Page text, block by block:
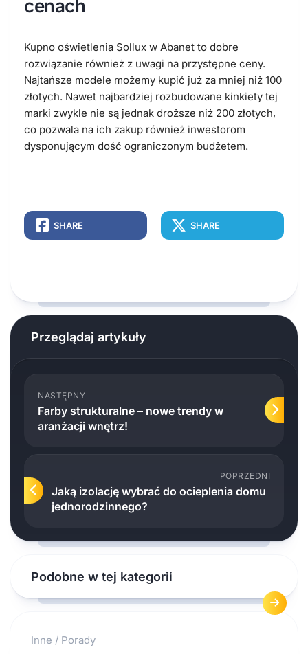
cenach
Kupno oświetlenia Sollux w Abanet to dobre
rozwiązanie również z uwagi na przystępne ceny.
Najtańsze modele możemy kupić już za mniej niż 100
złotych. Nawet najbardziej rozbudowane kinkiety tej
marki zwykle nie są jednak droższe niż 200 złotych,
co pozwala na ich zakup również inwestorom
dysponującym dość ograniczonym budżetem.
SHARE SHARE
Przeglądaj artykuły
NASTĘPNY
Farby strukturalne – nowe trendy w
aranżacji wnętrz!
POPRZEDNI
Jaką izolację wybrać do ocieplenia domu
jednorodzinnego?
Podobne w tej kategorii
Inne / Porady